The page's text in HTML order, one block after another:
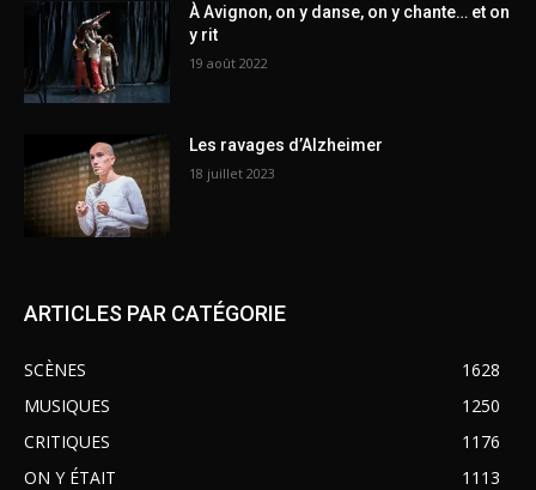
À Avignon, on y danse, on y chante… et on
y rit
19 août 2022
Les ravages d’Alzheimer
18 juillet 2023
ARTICLES PAR CATÉGORIE
SCÈNES
1628
MUSIQUES
1250
CRITIQUES
1176
ON Y ÉTAIT
1113